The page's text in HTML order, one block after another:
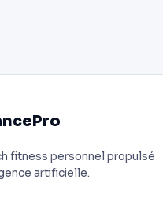
fitness personnel propulsé
artificielle.